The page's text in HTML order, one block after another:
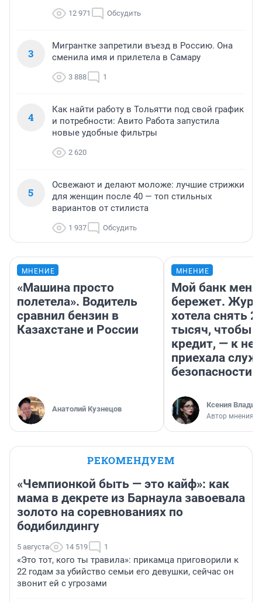
12 971 Обсудить
3
Мигрантке запретили въезд в Россию. Она
сменила имя и прилетела в Самару
3 888 1
4
Как найти работу в Тольятти под свой график
и потребности: Авито Работа запустила
новые удобные фильтры
2 620
5
Освежают и делают моложе: лучшие стрижки
для женщин после 40 — топ стильных
вариантов от стилиста
1 937 Обсудить
МНЕНИЕ
«Машина просто
полетела». Водитель
сравнил бензин в
Казахстане и России
Анатолий Кузнецов
МНЕНИЕ
Мой банк меня
бережет.
хотела снять
тысяч, чтобы
кредит, — к
приехала
безопасности
Ксения
Автор мнения
РЕКОМЕНДУЕМ
«Чемпионкой быть — это кайф»: как
мама в декрете из Барнаула завоевала
золото на соревнованиях по
бодибилдингу
5 августа 14 519 1
«Это тот, кого ты травила»: прикамца приговорили к
22 годам за убийство семьи его девушки, сейчас он
звонит ей с угрозами